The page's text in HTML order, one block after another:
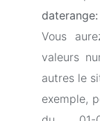
daterange:
Vous
valeurs
autres le
exemple,